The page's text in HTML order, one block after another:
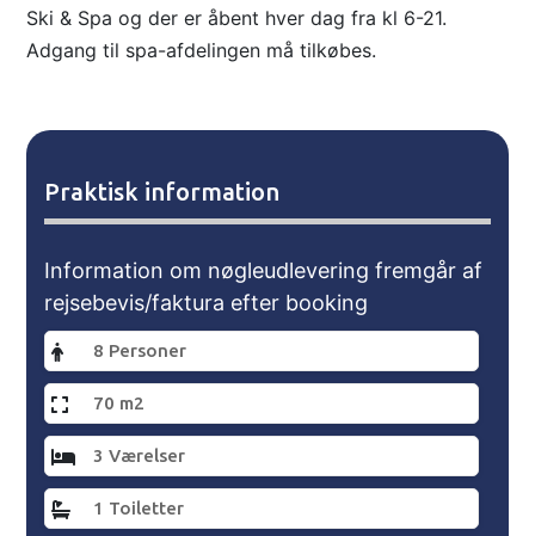
Ski & Spa og der er åbent hver dag fra kl 6-21.
Adgang til spa-afdelingen må tilkøbes.
Praktisk information
Information om nøgleudlevering fremgår af
rejsebevis/faktura efter booking
8 Personer
70 m2
3 Værelser
1 Toiletter